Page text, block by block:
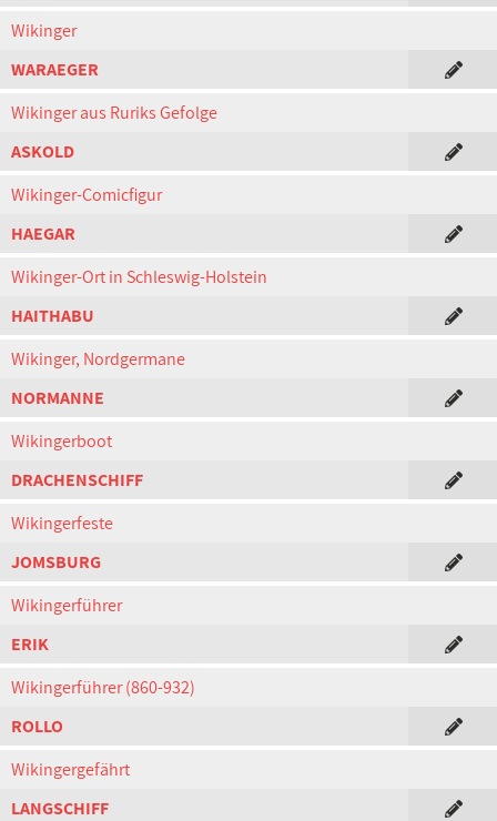
Wikinger
WARAEGER
Wikinger aus Ruriks Gefolge
ASKOLD
Wikinger-Comicfigur
HAEGAR
Wikinger-Ort in Schleswig-Holstein
HAITHABU
Wikinger, Nordgermane
NORMANNE
Wikingerboot
DRACHENSCHIFF
Wikingerfeste
JOMSBURG
Wikingerführer
ERIK
Wikingerführer (860-932)
ROLLO
Wikingergefährt
LANGSCHIFF